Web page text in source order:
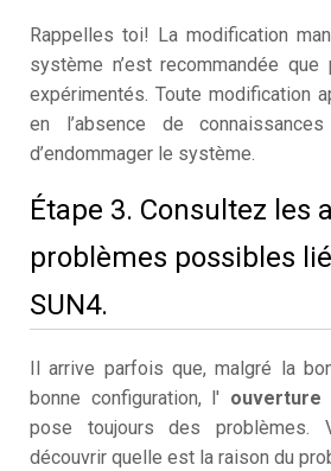
Rappelles toi! La modification
système n’est recommandée
expérimentés. Toute modification
en l’absence de
d’endommager le système.
Étape 3. Consultez les
problèmes possibles
SUN4.
Il arrive parfois que, malgré la
bonne configuration, l' ouverture
pose toujours des problèmes.
découvrir quelle est la raison du